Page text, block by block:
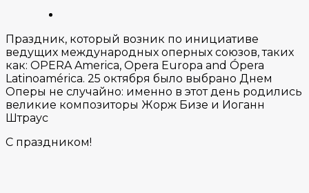
Праздник, который возник по инициативе
ведущих международных оперных союзов, таких
как: OPERA America, Opera Europa and Ópera
Latinoamérica. 25 октября было выбрано Днем
Оперы не случайно: именно в этот день родились
великие композиторы Жорж Бизе и Иоганн
Штраус
С праздником!